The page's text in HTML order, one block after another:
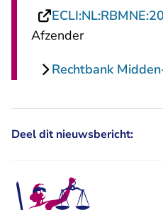
Afzender
Rechtbank
Deel dit nieuwsbericht: